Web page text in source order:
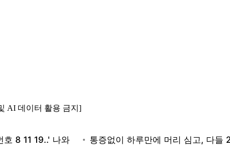
AI 데이터 활용 금지]